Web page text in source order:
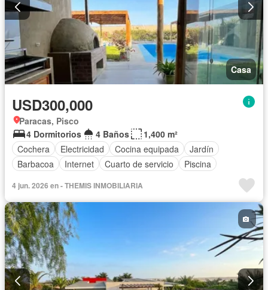
Casa
USD300,000
Paracas, Pisco
4 Dormitorios
4 Baños
1,400 m²
Cochera
Electricidad Cocina equipada
Jardín
Barbacoa
Internet Cuarto de servicio Piscina
4 jun. 2026 en - THEMIS INMOBILIARIA